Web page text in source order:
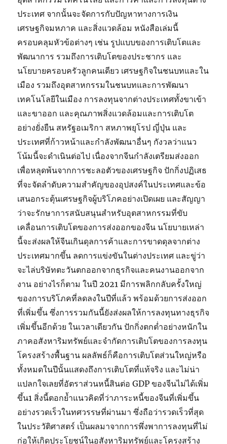
ประเทศ จากนั้นจะจัดการกับปัญหาทางการเงิน
เศรษฐกิจมหภาค และสิ่งแวดล้อม หนังสือเล่มนี้
ครอบคลุมหัวข้อต่างๆ เช่น รูปแบบของการเติบโตและ
พัฒนาการ รวมถึงการเติบโตของประชากร และ
นโยบายครอบครัวลูกคนเดียว เศรษฐกิจในชนบทและใน
เมือง รวมถึงอุตสาหกรรมในชนบทและการพัฒนา
เทคโนโลยีในเมือง การลงทุนจากต่างประเทศทั้งขาเข้า
และขาออก และคุณภาพสิ่งแวดล้อมและการเติบโต
อย่างยั่งยืน สหรัฐอเมริกา สหภาพยุโรป ญี่ปุ่น และ
ประเทศที่ก้าวหน้าและกำลังพัฒนาอื่นๆ กังวลว่าแนว
โน้มนี้จะดำเนินต่อไป เนื่องจากจีนกำลังเตรียมส่งออก
เพื่อหลุดพ้นจากการชะลอตัวของเศรษฐกิจ ปักกิ่งปฏิเสธ
ที่จะจัดลำดับความสำคัญของอุปสงค์ในประเทศและข้อ
เสนอกระตุ้นเศรษฐกิจผู้บริโภคอย่างเปิดเผย และสัญญา
ว่าจะรักษาการสนับสนุนสำหรับอุตสาหกรรมที่ขับ
เคลื่อนการเติบโตของการส่งออกของจีน นโยบายเหล่า
นี้จะส่งผลให้จีนเกินดุลการค้าและการขาดดุลจากต่าง
ประเทศมากขึ้น ลดการแข่งขันในต่างประเทศ และขู่ว่า
จะไล่บริษัทตะวันตกออกจากธุรกิจและคนงานออกจาก
งาน อย่างไรก็ตาม ในปี 2021 มีการพลิกกลับครั้งใหญ่
ของการบริโภคที่ลดลงในปีที่แล้ว พร้อมด้วยการส่งออก
ที่เพิ่มขึ้น ซึ่งการรวมกันนี้ยังส่งผลให้การลงทุนทางธุรกิจ
เพิ่มขึ้นอีกด้วย ในเวลาเดียวกัน ปักกิ่งตกต่ำอย่างหนักใน
ภาคอสังหาริมทรัพย์และจำกัดการเติบโตของการลงทุน
โครงสร้างพื้นฐาน ผลลัพธ์ก็คือการเติบโตส่วนใหญ่หรือ
ทั้งหมดในปีนั้นแสดงถึงการเติบโตที่แท้จริง และไม่น่า
แปลกใจเลยที่อัตราส่วนหนี้สินต่อ GDP ของจีนไม่ได้เพิ่ม
ขึ้น1 สิ่งนี้ตอกย้ำแนวคิดที่ว่าภาระหนี้ของจีนที่เพิ่มขึ้น
อย่างรวดเร็วในทศวรรษที่ผ่านมา ซึ่งถือว่ารวดเร็วที่สุด
ในประวัติศาสตร์ เป็นผลมาจากการพึ่งพาการลงทุนที่ไม่
ก่อให้เกิดประโยชน์ในอสังหาริมทรัพย์และโครงสร้าง